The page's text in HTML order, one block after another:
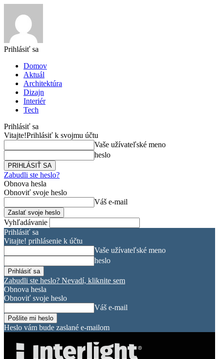
Prihlásiť sa
Domov
Aktuál
Architektúra
Dizajn
Interiér
Tech
Prihlásiť sa
Vitajte!Prihlásiť k svojmu účtu
Vaše užívateľské meno
heslo
Zabudli ste heslo?
Obnova hesla
Obnoviť svoje heslo
Váš e-mail
Vyhľadávanie
Prihlásiť sa
Vitajte! prihlásenie k účtu
Vaše užívateľské meno
heslo
Zabudli ste heslo? Nevadí, kliknite sem
Obnova hesla
Obnoviť svoje heslo
Váš e-mail
Heslo vám bude zaslané e-mailom